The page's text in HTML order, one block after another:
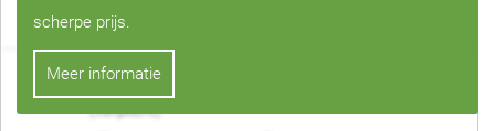
Wanneer mag de schutting geplaatst worden?
(verplicht)
scherpe prijs.
Meer informatie